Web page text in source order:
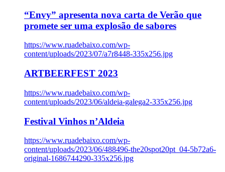
“Envy” apresenta nova carta de Verão que
promete ser uma explosão de sabores
https://www.ruadebaixo.com/wp-
content/uploads/2023/07/a7r8448-335x256.jpg
ARTBEERFEST 2023
https://www.ruadebaixo.com/wp-
content/uploads/2023/06/aldeia-galega2-335x256.jpg
Festival Vinhos n’Aldeia
https://www.ruadebaixo.com/wp-
content/uploads/2023/06/488496-the20spot20pt_04-5b72a6-
original-1686744290-335x256.jpg